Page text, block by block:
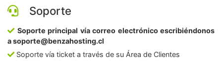
Soporte
Soporte principal vía correo electrónico escribiéndonos
a soporte@benzahosting.cl
Soporte vía ticket a través de su Área de Clientes